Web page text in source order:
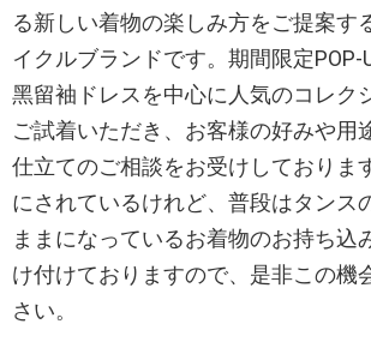
る新しい着物の楽しみ⽅をご提案す
イクルブランドです。期間限定POP-
⿊留袖ドレスを中⼼に⼈気のコレク
ご試着いただき、お客様の好みや⽤
仕⽴てのご相談をお受けしておりま
にされているけれど、普段はタンス
ままになっているお着物のお持ち込
け付けておりますので、是⾮この機
さい。